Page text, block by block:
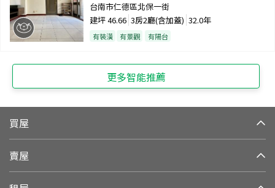
台南市仁德區北保一街
建坪46.66 3房2廳(含加蓋) 32.0年
有裝潢 有景觀 有陽台
更多智能推薦
買屋
賣屋